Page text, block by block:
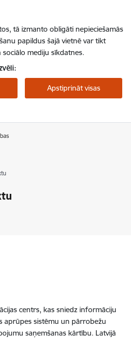
tā izmanto obligāti nepieciešamās
papildus šajā vietnē var tikt
mediju sīkdatnes.
Apstiprināt visas
centrs, kas sniedz informāciju
aprūpes sistēmu un pārrobežu
saņemšanas kārtību. Latvijā